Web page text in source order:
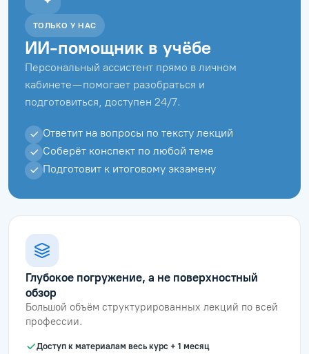
ТОЛЬКО У НАС
ИИ-помощник в учёбе
Персональный ассистент прямо в личном
кабинете — помогает разобраться и
подготовиться, доступен 24/7.
Ответит на вопросы по тексту лекций
Соберёт конспект по любой теме
Подготовит к итоговому экзамену
Глубокое погружение, а не поверхностный
обзор
Большой объём структурированных лекций по всей
профессии.
Доступ к материалам весь курс + 1 месяц